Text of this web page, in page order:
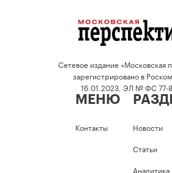
Сетевое издание «Московская
зарегистрировано в
16.01.2023, ЭЛ № ФС 77-
МЕНЮ
Контакты
Новости
Статьи
Аналитика